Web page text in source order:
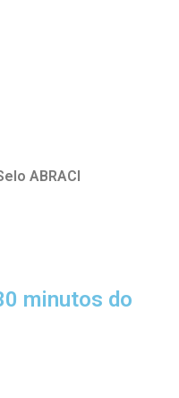
ABRACI
minutos do